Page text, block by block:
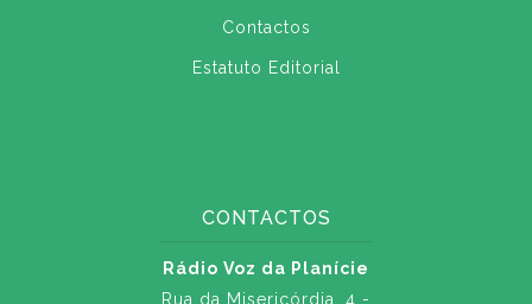
Contactos
Estatuto Editorial
CONTACTOS
Rádio Voz da Planície
Rua da Misericórdia, 4 -